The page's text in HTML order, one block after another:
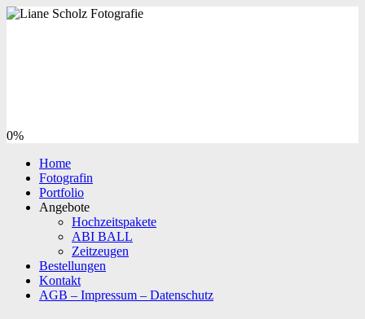
0%
Home
Fotografin
Portfolio
Angebote
Hochzeitspakete
ABI BALL
Zeitzeugen
Bestellungen
Kontakt
AGB – Impressum – Datenschutz